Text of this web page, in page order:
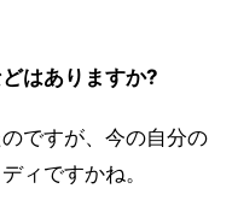
はありますか?
ですが、今の自分の
ィですかね。